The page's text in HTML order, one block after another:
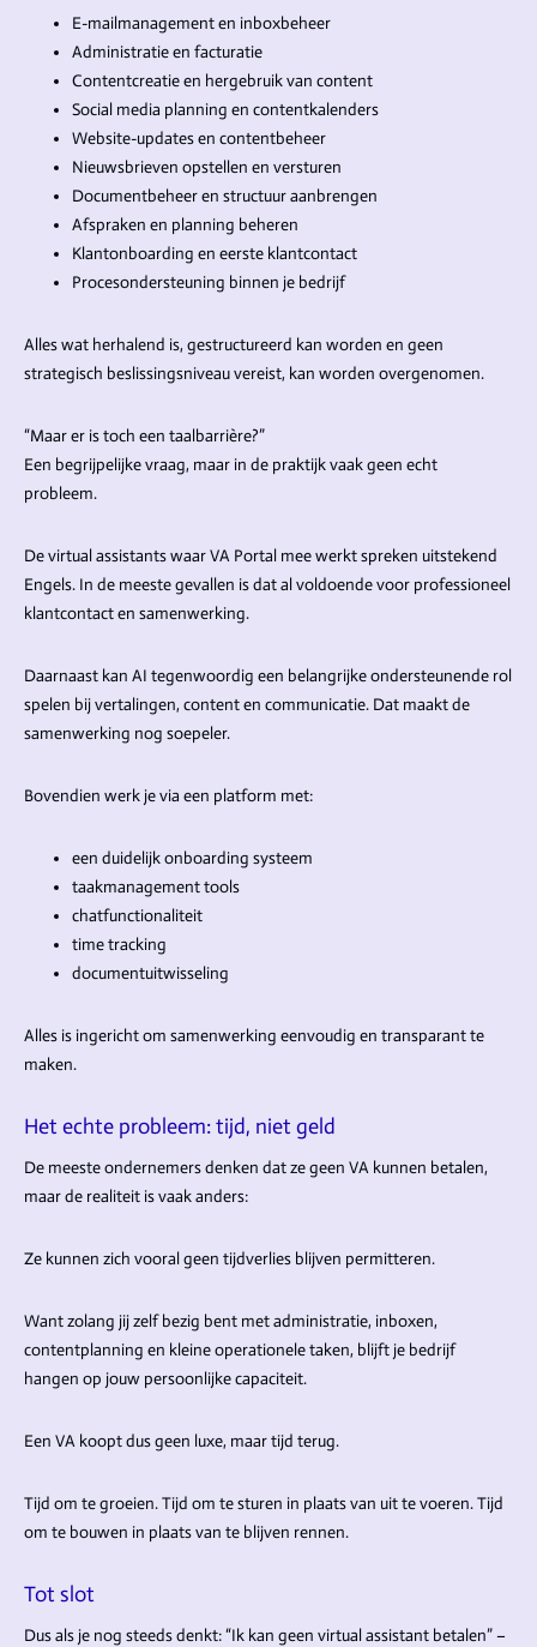
E-mailmanagement en inboxbeheer
Administratie en facturatie
Contentcreatie en hergebruik van content
Social media planning en contentkalenders
Website-updates en contentbeheer
Nieuwsbrieven opstellen en versturen
Documentbeheer en structuur aanbrengen
Afspraken en planning beheren
Klantonboarding en eerste klantcontact
Procesondersteuning binnen je bedrijf
Alles wat herhalend is, gestructureerd kan worden en geen
strategisch beslissingsniveau vereist, kan worden overgenomen.
“Maar er is toch een taalbarrière?”
Een begrijpelijke vraag, maar in de praktijk vaak geen echt
probleem.
De virtual assistants waar VA Portal mee werkt spreken uitstekend
Engels. In de meeste gevallen is dat al voldoende voor professioneel
klantcontact en samenwerking.
Daarnaast kan AI tegenwoordig een belangrijke ondersteunende rol
spelen bij vertalingen, content en communicatie. Dat maakt de
samenwerking nog soepeler.
Bovendien werk je via een platform met:
een duidelijk onboarding systeem
taakmanagement tools
chatfunctionaliteit
time tracking
documentuitwisseling
Alles is ingericht om samenwerking eenvoudig en transparant te
maken.
Het echte probleem: tijd, niet geld
De meeste ondernemers denken dat ze geen VA kunnen betalen,
maar de realiteit is vaak anders:
Ze kunnen zich vooral geen tijdverlies blijven permitteren.
Want zolang jij zelf bezig bent met administratie, inboxen,
contentplanning en kleine operationele taken, blijft je bedrijf
hangen op jouw persoonlijke capaciteit.
Een VA koopt dus geen luxe, maar tijd terug.
Tijd om te groeien. Tijd om te sturen in plaats van uit te voeren. Tijd
om te bouwen in plaats van te blijven rennen.
Tot slot
Dus als je nog steeds denkt: “Ik kan geen virtual assistant betalen” –